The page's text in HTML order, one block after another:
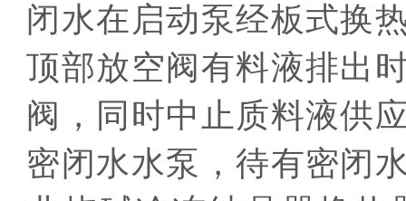
闭水在启动泵经板式换
顶部放空阀有料液排出
阀，同时中止质料液供
密闭水水泵，待有密闭